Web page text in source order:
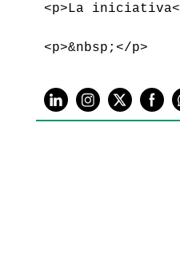
<p>La iniciativa<
<p>&nbsp; </p>